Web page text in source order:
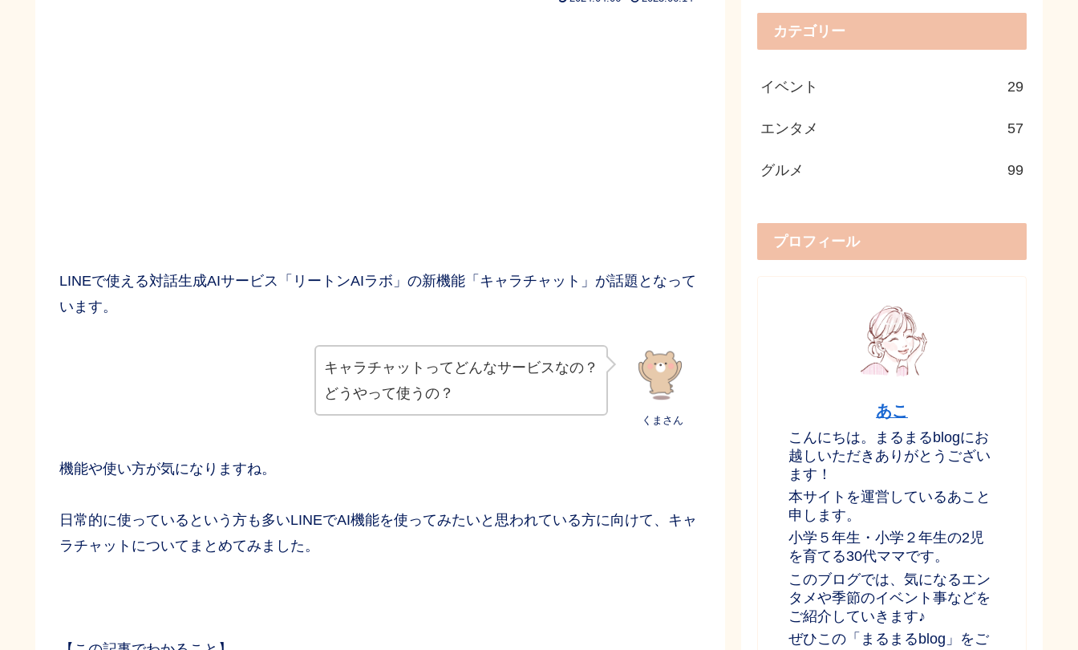
LINEで使える対話生成AIサービス「リートンAIラボ」の新機能「キャラチャット」が話題となって
います。
くまさん
キャラチャットってどんなサービスなの？
どうやって使うの？
機能や使い方が気になりますね。
日常的に使っているという方も多いLINEでAI機能を使ってみたいと思われている方に向けて、キャ
ラチャットについてまとめてみました。
カテゴリー
イベント 29
エンタメ 57
グルメ 99
プロフィール
あこ
こんにちは。まるまるblogにお
越しいただきありがとうござい
ます！
本サイトを運営しているあこと
申します。
小学５年生・小学２年生の2児
を育てる30代ママです。
このブログでは、気になるエン
タメや季節のイベント事などを
ご紹介していきます♪
ぜひこの「まるまるblog」をご